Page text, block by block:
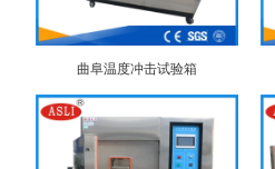
曲阜温度冲击试验箱